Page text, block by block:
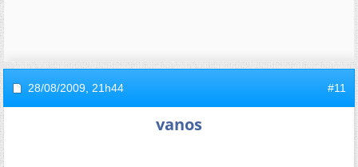
28/08/2009, 21h44 #11
vanos